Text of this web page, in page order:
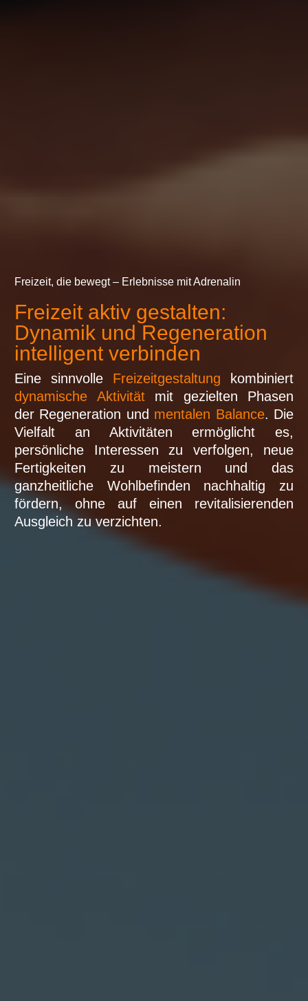
Freizeit, die bewegt – Erlebnisse mit Adrenalin
Freizeit aktiv gestalten:
Dynamik und Regeneration
intelligent verbinden
Eine sinnvolle Freizeitgestaltung kombiniert
dynamische Aktivitätmit gezielten Phasen
der Regeneration und mentalen Balance. Die
Vielfalt an Aktivitäten ermöglicht es,
persönliche Interessen zu verfolgen, neue
Fertigkeiten zu meistern und das
ganzheitliche Wohlbefinden nachhaltig zu
fördern, ohne auf einen revitalisierenden
Ausgleich zu verzichten.